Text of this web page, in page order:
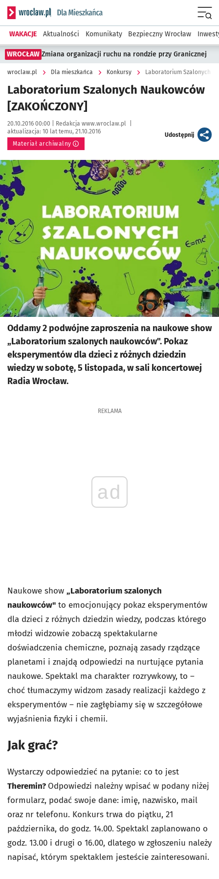
Serwis informacyjny wroclaw.pl podserwis: Dla mieszkańca
WAKACJE Aktualności Komunikaty Bezpieczny Wrocław
WROCŁAW Zmiana organizacji ruchu na rondzie przy Granicznej
wroclaw.pl Dla mieszkańca Konkursy Laboratorium Szalonych
Laboratorium Szalonych Naukowców
[ZAKOŃCZONY]
Data publikacji:
20.10.2016 00:00 | Autor:
Redakcja www.wroclaw.pl
aktualizacja: 10 lat temu, 21.10.2016
Materiał archiwalny
Udostępnijartykuł
Kliknij, aby powiększyć
Oddamy 2 podwójne zaproszenia na naukowe show
„Laboratorium szalonych naukowców". Pokaz
eksperymentów dla dzieci z różnych dziedzin
wiedzy w sobotę, 5 listopada, w sali koncertowej
Radia Wrocław.
REKLAMA
ad
Naukowe show „Laboratorium szalonych
naukowców" to emocjonujący pokaz eksperymentów
dla dzieci z różnych dziedzin wiedzy, podczas którego
młodzi widzowie zobaczą spektakularne
doświadczenia chemiczne, poznają zasady rządzące
planetami i znajdą odpowiedzi na nurtujące pytania
naukowe. Spektakl ma charakter rozrywkowy, to –
choć tłumaczymy widzom zasady realizacji każdego z
eksperymentów – nie zagłębiamy się w szczegółowe
wyjaśnienia fizyki i chemii.
Jak grać?
Wystarczy odpowiedzieć na pytanie: co to jest
Theremin? Odpowiedzi należny wpisać w podany niżej
formularz, podać swoje dane: imię, nazwisko, mail
oraz nr telefonu. Konkurs trwa do piątku, 21
października, do godz. 14.00. Spektakl zaplanowano o
godz. 13.00 i drugi o 16.00, dlatego w zgłoszeniu należy
napisać, którym spektaklem jesteście zainteresowani.